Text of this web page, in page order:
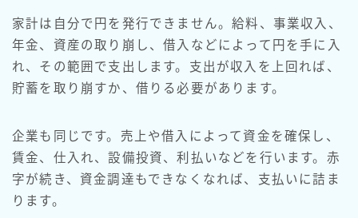
家計は自分で円を発行できません。給料、事業収入、
年金、資産の取り崩し、借入などによって円を手に入
れ、その範囲で支出します。支出が収入を上回れば、
貯蓄を取り崩すか、借りる必要があります。
企業も同じです。売上や借入によって資金を確保し、
賃金、仕入れ、設備投資、利払いなどを行います。赤
字が続き、資金調達もできなくなれば、支払いに詰ま
ります。